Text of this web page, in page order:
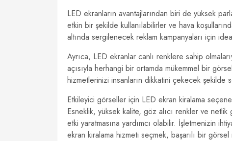
LED ekranların avantajlarından biri de yüksek
etkin bir şekilde kullanılabilirler ve hava
altında sergilenecek reklam kampanyaları için
Ayrıca, LED ekranlar canlı renklere sahip
açısıyla herhangi bir ortamda mükemmel bir
hizmetlerinizi insanların dikkatini çekecek şekilde
Etkileyici görseller için LED ekran kiralama
Esneklik, yüksek kalite, göz alıcı renkler ve netlik
etki yaratmasına yardımcı olabilir. İşletmenizin
ekran kiralama hizmeti seçmek, başarılı bir